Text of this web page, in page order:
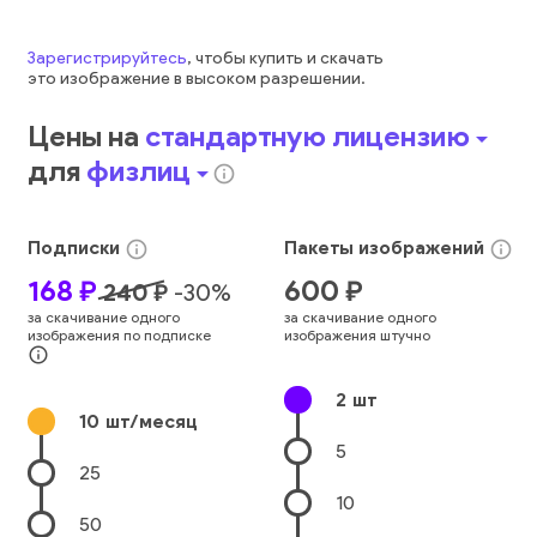
Зарегистрируйтесь, чтобы купить и скачать
это изображениев высоком разрешении.
Цены на стандартную лицензиюarrow_drop_down
для физлицarrow_drop_downinfo_outline
Подписки info_outline
168 ₽ 240₽ -30%
за скачивание одного
изображения по подписке
info_outline
10 шт/месяц
25
50
Пакеты изображений info_outline
600 ₽
за скачивание одного
изображения штучно
2 шт
5
10